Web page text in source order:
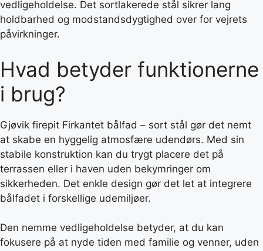
vedligeholdelse. Det sortlakerede stål sikrer lang
holdbarhed og modstandsdygtighed over for vejrets
påvirkninger.
Hvad betyder funktionerne
i brug?
Gjøvik firepit Firkantet bålfad – sort stål gør det nemt
at skabe en hyggelig atmosfære udendørs. Med sin
stabile konstruktion kan du trygt placere det på
terrassen eller i haven uden bekymringer om
sikkerheden. Det enkle design gør det let at integrere
bålfadet i forskellige udemiljøer.
Den nemme vedligeholdelse betyder, at du kan
fokusere på at nyde tiden med familie og venner, uden